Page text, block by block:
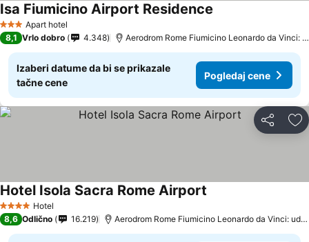
3 ZvezdiceApart hotel
Isa Fiumicino Airport Residence
8,1 Vrlo dobro 4.348 Aerodrom Rome Fiumicino Leonardo da Vinci: udaljenost 5.8 km
Izaberi datume da bi se prikazale
tačne cene
Pogledaj cene
Deli
4 ZvezdiceHotel
Hotel Isola Sacra Rome Airport
8,6 Odlično 16.219 Aerodrom Rome Fiumicino Leonardo da Vinci: udaljenost 6.3 km